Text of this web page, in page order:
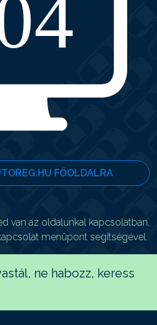
FŐOLDALRA
van az oldalunkal kapcsolatban,
menüpont segítségével.
ne habozz, keress